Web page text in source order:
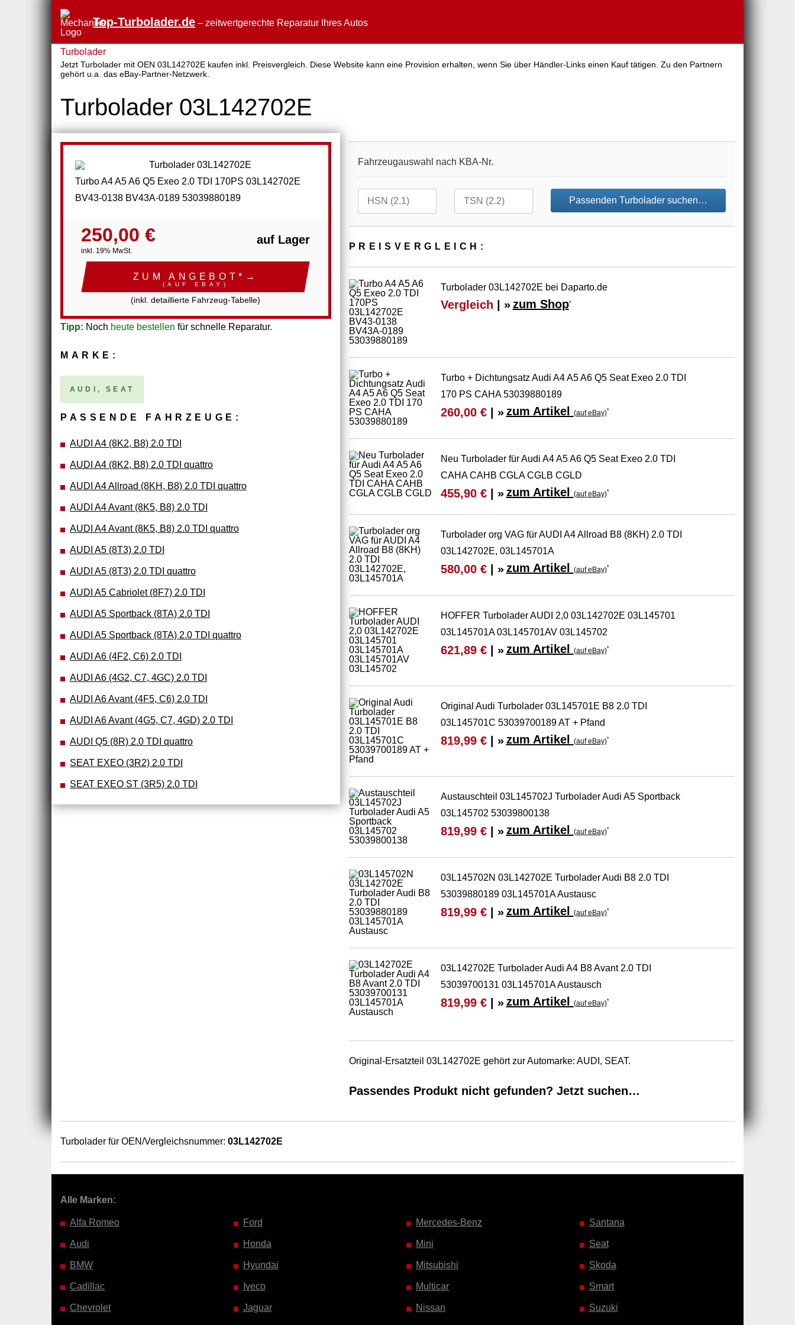
Top-Turbolader.de – zeitwertgerechte Reparatur Ihres Autos
Turbolader
Jetzt Turbolader mit OEN 03L142702E kaufen inkl. Preisvergleich. Diese Website kann eine Provision erhalten, wenn Sie über Händler-Links einen Kauf tätigen. Zu den Partnern
gehört u.a. das eBay-Partner-Netzwerk.
Turbolader 03L142702E
Turbo A4 A5 A6 Q5 Exeo 2.0 TDI 170PS 03L142702E
BV43-0138 BV43A-0189 53039880189
250,00 €
inkl. 19% MwSt.
auf Lager
ZUM ANGEBOT*→
(AUF EBAY)
(inkl. detaillierte Fahrzeug-Tabelle)
Tipp: Noch heute bestellen für schnelle Reparatur.
MARKE:
AUDI, SEAT
PASSENDE FAHRZEUGE:
AUDI A4 (8K2, B8) 2.0 TDI
AUDI A4 (8K2, B8) 2.0 TDI quattro
AUDI A4 Allroad (8KH, B8) 2.0 TDI quattro
AUDI A4 Avant (8K5, B8) 2.0 TDI
AUDI A4 Avant (8K5, B8) 2.0 TDI quattro
AUDI A5 (8T3) 2.0 TDI
AUDI A5 (8T3) 2.0 TDI quattro
AUDI A5 Cabriolet (8F7) 2.0 TDI
AUDI A5 Sportback (8TA) 2.0 TDI
AUDI A5 Sportback (8TA) 2.0 TDI quattro
AUDI A6 (4F2, C6) 2.0 TDI
AUDI A6 (4G2, C7, 4GC) 2.0 TDI
AUDI A6 Avant (4F5, C6) 2.0 TDI
AUDI A6 Avant (4G5, C7, 4GD) 2.0 TDI
AUDI Q5 (8R) 2.0 TDI quattro
SEAT EXEO (3R2) 2.0 TDI
SEAT EXEO ST (3R5) 2.0 TDI
Fahrzeugauswahl nach KBA-Nr.
Passenden Turbolader suchen…
PREIS­VER­GLEICH:
Turbolader 03L142702E bei Daparto.de
Vergleich | » zum Shop*
Turbo + Dichtungsatz Audi A4 A5 A6 Q5 Seat Exeo 2.0 TDI
170 PS CAHA 53039880189
260,00 €| » zum Artikel (auf eBay)*
Neu Turbolader für Audi A4 A5 A6 Q5 Seat Exeo 2.0 TDI
CAHA CAHB CGLA CGLB CGLD
455,90 €| » zum Artikel (auf eBay)*
Turbolader org VAG für AUDI A4 Allroad B8 (8KH) 2.0 TDI
03L142702E, 03L145701A
580,00 €| » zum Artikel (auf eBay)*
HOFFER Turbolader AUDI 2,0 03L142702E 03L145701
03L145701A 03L145701AV 03L145702
621,89 €| » zum Artikel (auf eBay)*
Original Audi Turbolader 03L145701E B8 2.0 TDI
03L145701C 53039700189 AT + Pfand
819,99 €| » zum Artikel (auf eBay)*
Austauschteil 03L145702J Turbolader Audi A5 Sportback
03L145702 53039800138
819,99 €| » zum Artikel (auf eBay)*
03L145702N 03L142702E Turbolader Audi B8 2.0 TDI
53039880189 03L145701A Austausc
819,99 €| » zum Artikel (auf eBay)*
03L142702E Turbolader Audi A4 B8 Avant 2.0 TDI
53039700131 03L145701A Austausch
819,99 €| » zum Artikel (auf eBay)*
Original-Ersatzteil 03L142702E gehört zur Automarke: AUDI, SEAT.
Passendes Produkt nicht gefunden? Jetzt suchen…
Turbolader für OEN/Vergleichsnummer: 03L142702E
Alle Marken:
Alfa Romeo
Audi
BMW
Cadillac
Chevrolet
Ford
Honda
Hyundai
Iveco
Jaguar
Mercedes-Benz
Mini
Mitsubishi
Multicar
Nissan
Santana
Seat
Skoda
Smart
Suzuki